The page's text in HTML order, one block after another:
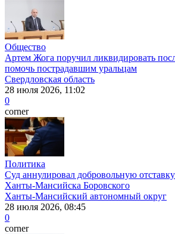
Общество
Артем Жога поручил ликвидировать
помочь пострадавшим уральцам
Свердловская область
28 июля 2026, 11:02
0
corner
Политика
Суд аннулировал добровольную
Ханты-Мансийска Боровского
Ханты-Мансийский автономный округ
28 июля 2026, 08:45
0
corner